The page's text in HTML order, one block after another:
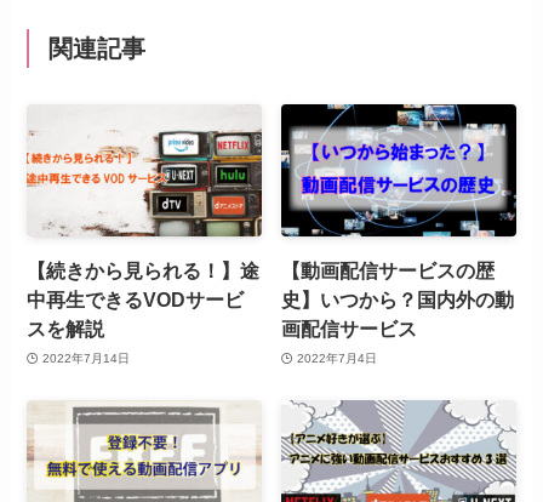
関連記事
【続きから見られる！】途
中再生できるVODサービ
スを解説
2022年7月14日
【動画配信サービスの歴
史】いつから？国内外の動
画配信サービス
2022年7月4日